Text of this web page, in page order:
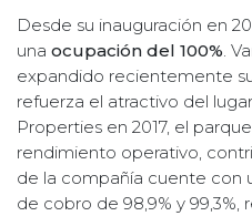
Desde su inauguración en
una ocupación del 100%.
expandido recientemente
refuerza el atractivo del
Properties en 2017, el
rendimiento operativo,
de la compañía cuente con
de cobro de 98,9% y 99,3%,